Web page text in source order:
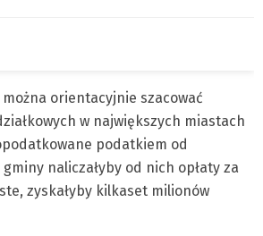
można orientacyjnie szacować
w największych miastach
podatkiem od
naliczałyby od nich opłaty za
zyskałyby kilkaset milionów